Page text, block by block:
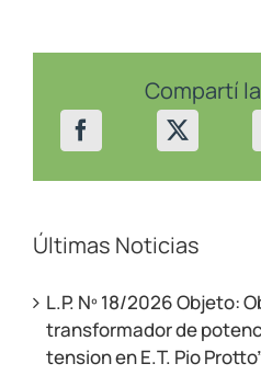
Compartí
Últimas Noticias
L.P. Nº 18/2026 Objeto:
transformador de
tension en E.T. Pio